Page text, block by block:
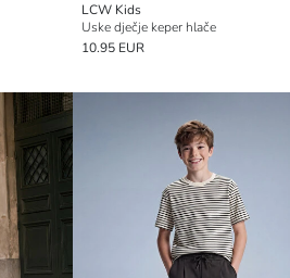
LCW Kids
Uske dječje keper hlače
10.95 EUR